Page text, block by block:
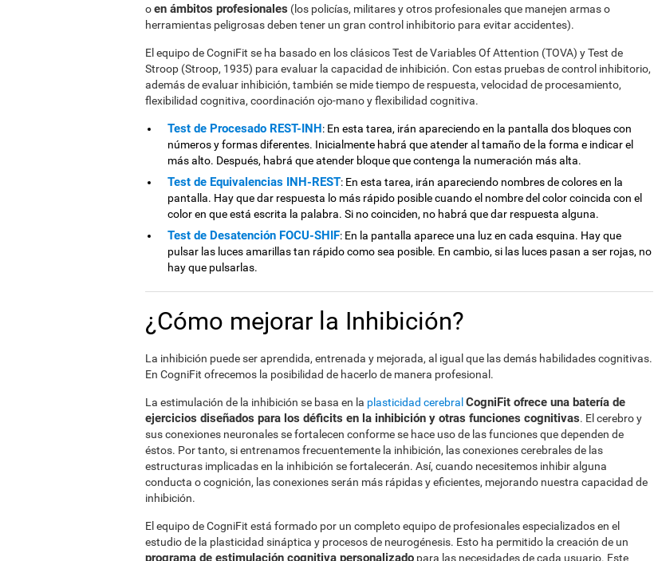
oen ámbitos profesionales (los policías, militares y otros profesionales que manejen armas o
herramientas peligrosas deben tener un gran control inhibitorio para evitar accidentes).
El equipo de CogniFit se ha basado en los clásicos Test de Variables Of Attention (TOVA) y Test de
Stroop (Stroop, 1935) para evaluar la capacidad de inhibición. Con estas pruebas de control inhibitorio,
además de evaluar inhibición, también se mide tiempo de respuesta, velocidad de procesamiento,
flexibilidad cognitiva, coordinación ojo-mano y flexibilidad cognitiva.
Test de Procesado REST-INH: En esta tarea, irán apareciendo en la pantalla dos bloques con
números y formas diferentes. Inicialmente habrá que atender al tamaño de la forma e indicar el
más alto. Después, habrá que atender bloque que contenga la numeración más alta.
Test de Equivalencias INH-REST: En esta tarea, irán apareciendo nombres de colores en la
pantalla. Hay que dar respuesta lo más rápido posible cuando el nombre del color coincida con el
color en que está escrita la palabra. Si no coinciden, no habrá que dar respuesta alguna.
Test de Desatención FOCU-SHIF: En la pantalla aparece una luz en cada esquina. Hay que
pulsar las luces amarillas tan rápido como sea posible. En cambio, si las luces pasan a ser rojas, no
hay que pulsarlas.
¿Cómo mejorar la Inhibición?
La inhibición puede ser aprendida, entrenada y mejorada, al igual que las demás habilidades cognitivas.
En CogniFit ofrecemos la posibilidad de hacerlo de manera profesional.
La estimulación de la inhibición se basa en la plasticidad cerebral CogniFit ofrece una batería de
ejercicios diseñados para los déficits en la inhibición y otras funciones cognitivas. El cerebro y
sus conexiones neuronales se fortalecen conforme se hace uso de las funciones que dependen de
éstos. Por tanto, si entrenamos frecuentemente la inhibición, las conexiones cerebrales de las
estructuras implicadas en la inhibición se fortalecerán. Así, cuando necesitemos inhibir alguna
conducta o cognición, las conexiones serán más rápidas y eficientes, mejorando nuestra capacidad de
inhibición.
El equipo de CogniFit está formado por un completo equipo de profesionales especializados en el
estudio de la plasticidad sináptica y procesos de neurogénesis. Esto ha permitido la creación de un
programa de estimulación cognitiva personalizado para las necesidades de cada usuario. Este